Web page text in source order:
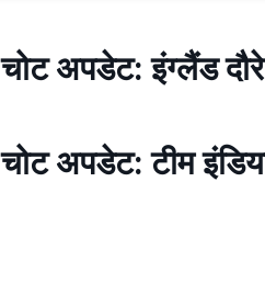
अपडेट: इंग्लैंड
अपडेट: टीम